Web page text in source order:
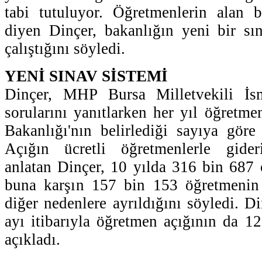
tabi tutuluyor. Öğretmenlerin alan
diyen Dinçer, bakanlığın yeni bir
çalıştığını söyledi.
YENİ SINAV SİSTEMİ
Dinçer, MHP Bursa Milletvekili
sorularını yanıtlarken her yıl
Bakanlığı'nın belirlediği sayıya
Açığın ücretli öğretmenlerle
anlatan Dinçer, 10 yılda 316 bin 687
buna karşın 157 bin 153
diğer nedenlere ayrıldığını söyledi.
ayı itibarıyla öğretmen açığının da
açıkladı.